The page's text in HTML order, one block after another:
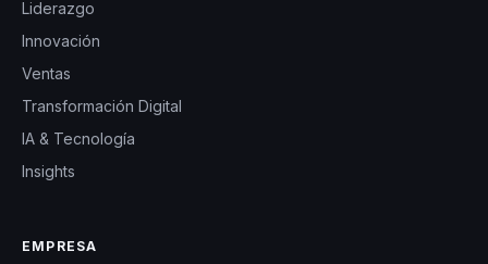
Liderazgo
Innovación
Ventas
Transformación Digital
IA & Tecnología
Insights
EMPRESA